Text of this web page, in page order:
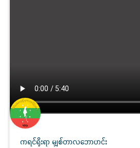
ကရင်ရိုးရာ မျှစ်တာလဘောဟင်း